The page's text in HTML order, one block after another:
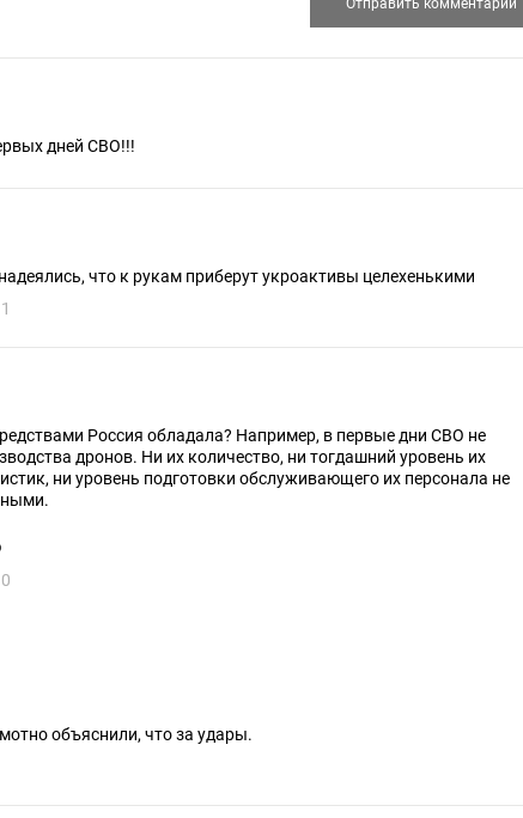
дней СВО!!!
что к рукам приберут укроактивы целехенькими
1
Россия обладала? Например, в первые дни СВО не
дронов. Ни их количество, ни тогдашний уровень их
их персонала не
0
объяснили, что за удары.